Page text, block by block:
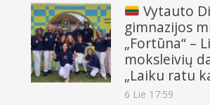
Vytauto
gimnazijos
„Fortūna“ –
moksleivių
„Laiku ratu
6 Lie 17:59